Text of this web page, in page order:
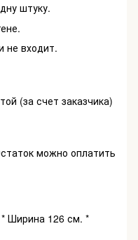
штуку.
не входит.
(за счет заказчика)
можно оплатить
Ширина 126 см. *